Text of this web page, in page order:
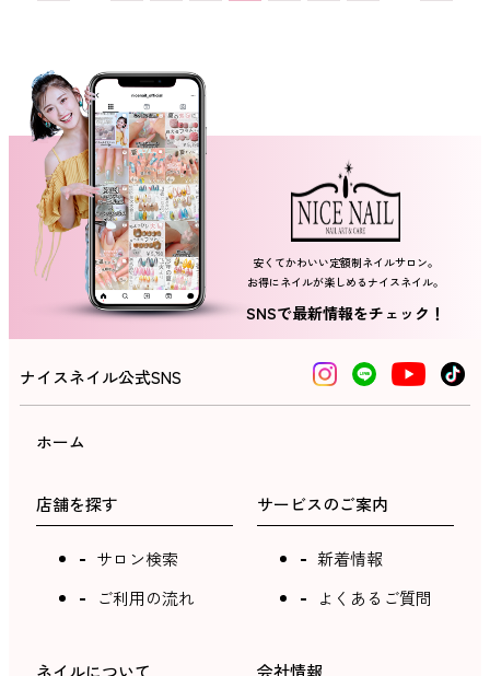
安くてかわいい定額制ネイルサロン。
お得にネイルが楽しめるナイスネイル。
SNSで最新情報をチェック！
ナイスネイル公式SNS
ホーム
店舗を探す
サロン検索
ご利用の流れ
サービスのご案内
新着情報
よくあるご質問
ネイルについて 会社情報